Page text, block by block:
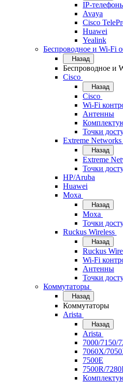
IP-
Avaya
Cisco
Huawei
Yealink
Беспроводное и Wi-Fi
Назад
Беспроводное и
Cisco
Назад
Cisco
Wi-Fi
Антенны
Точки
Extreme Networks
Назад
Extreme
Точки
HP/Aruba
Huawei
Moxa
Назад
Moxa
Точки
Ruckus Wireless
Назад
Ruckus
Wi-Fi
Антенны
Точки
Коммутаторы
Назад
Коммутаторы
Arista
Назад
Arista
7000/7150/
7060X/
7500E
7500R/